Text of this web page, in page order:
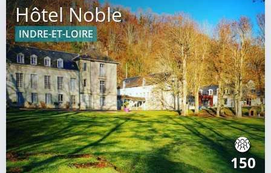
Hôtel Noble
INDRE-ET-LOIRE
150